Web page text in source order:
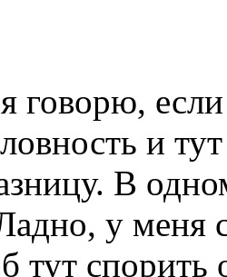
говорю,
и
В
у меня
тут